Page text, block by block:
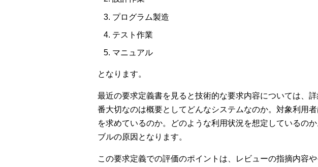
プログラム製造
テスト作業
マニュアル
となります。
最近の要求定義書を見ると技術的な要求内容については、
番大切なのは概要としてどんなシステムなのか。対象利用
を求めているのか。どのような利用状況を想定しているの
ブルの原因となります。
この要求定義での評価のポイントは、レビューの指摘内容